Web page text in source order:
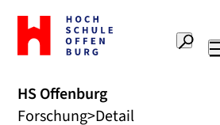
Zur
Startseite
Hochschule
Suche
HS Offenburg
Forschung Detail